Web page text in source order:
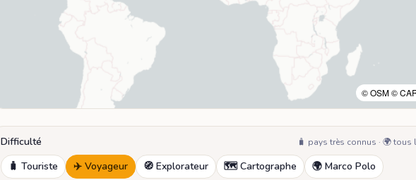
© OSM ©
Difficulté 🧳 pays très connus · 🌍tous
🧳 Touriste ✈️ Voyageur 🧭 Explorateur 🗺️ Cartographe 🌍 Marco Polo